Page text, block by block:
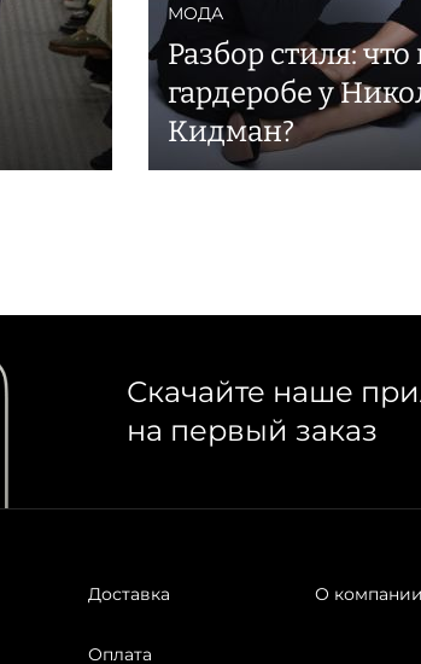
МОДА
Разбор стиля: что
гардеробе у
Кидман?
Скачайте наше
на первый заказ
Доставка
Оплата
О компании